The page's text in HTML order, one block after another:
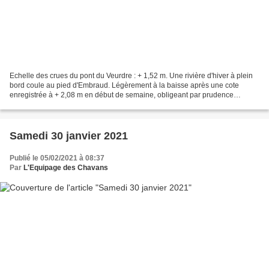
Echelle des crues du pont du Veurdre : + 1,52 m. Une rivière d'hiver à plein
bord coule au pied d'Embraud. Légèrement à la baisse après une cote
enregistrée à + 2,08 m en début de semaine, obligeant par prudence
Samedi 30 janvier 2021
Publié le 05/02/2021 à 08:37
Par L'Equipage des Chavans